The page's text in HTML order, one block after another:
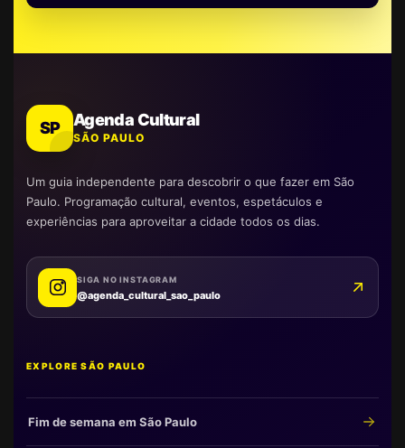
SP Agenda Cultural
SÃO PAULO
Um guia independente para descobrir o que fazer em São
Paulo. Programação cultural, eventos, espetáculos e
experiências para aproveitar a cidade todos os dias.
SIGA NO INSTAGRAM
@agenda_cultural_sao_paulo
EXPLORE SÃO PAULO
Fim de semana em São Paulo